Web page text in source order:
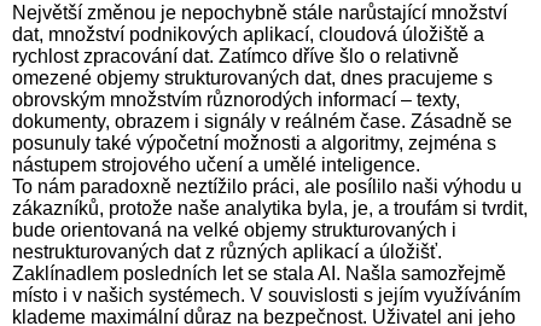
Největší změnou je nepochybně stále narůstající množství
dat, množství podnikových aplikací, cloudová úložiště a
rychlost zpracování dat. Zatímco dříve šlo o relativně
omezené objemy strukturovaných dat, dnes pracujeme s
obrovským množstvím různorodých informací – texty,
dokumenty, obrazem i signály v reálném čase. Zásadně se
posunuly také výpočetní možnosti a algoritmy, zejména s
nástupem strojového učení a umělé inteligence.
To nám paradoxně neztížilo práci, ale posílilo naši výhodu u
zákazníků, protože naše analytika byla, je, a troufám si tvrdit,
bude orientovaná na velké objemy strukturovaných i
nestrukturovaných dat z různých aplikací a úložišť.
Zaklínadlem posledních let se stala AI. Našla samozřejmě
místo i v našich systémech. V souvislosti s jejím využíváním
klademe maximální důraz na bezpečnost. Uživatel ani jeho